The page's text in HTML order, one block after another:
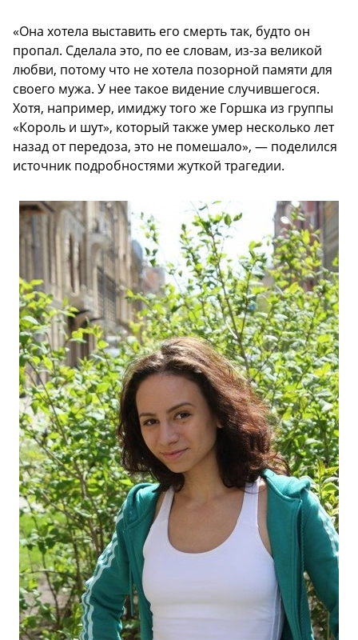
«Она хотела выставить его смерть так, будто он
пропал. Сделала это, по ее словам, из-за великой
любви, потому что не хотела позорной памяти для
своего мужа. У нее такое видение случившегося.
Хотя, например, имиджу того же Горшка из группы
«Король и шут», который также умер несколько лет
назад от передоза, это не помешало», — поделился
источник подробностями жуткой трагедии.